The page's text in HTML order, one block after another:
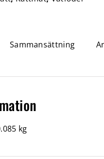
Sammansättning
kg